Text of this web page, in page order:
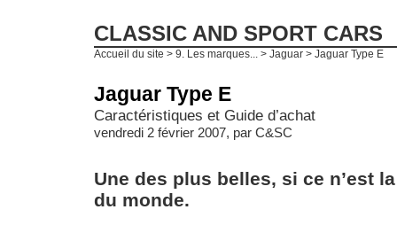
CLASSIC AND SPORT CARS
Accueil du site > 9. Les marques... > Jaguar > Jaguar Type E
Jaguar Type E
Caractéristiques et Guide d’achat
vendredi 2 février 2007, par C&SC
Une des plus belles, si ce n’est
du monde.